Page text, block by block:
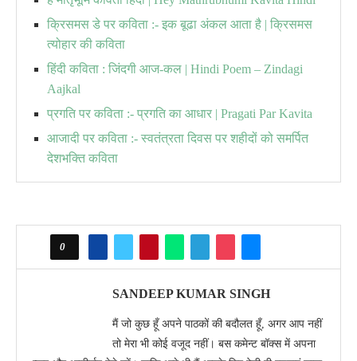
क्रिसमस डे पर कविता :- इक बूढा अंकल आता है | क्रिसमस
त्योहार की कविता
हिंदी कविता : जिंदगी आज-कल | Hindi Poem – Zindagi
Aajkal
प्रगति पर कविता :- प्रगति का आधार | Pragati Par Kavita
आजादी पर कविता :- स्वतंत्रता दिवस पर शहीदों को समर्पित
देशभक्ति कविता
0
SANDEEP KUMAR SINGH
मैं जो कुछ हूँ अपने पाठकों की बदौलत हूँ, अगर आप नहीं
तो मेरा भी कोई वजूद नहीं। बस कमेन्ट बॉक्स में अपना